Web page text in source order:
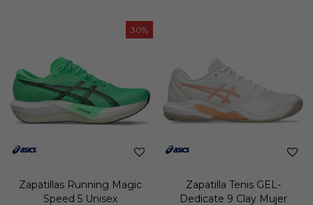
30
Zapatillas Running Magic
Speed 5 Unisex
Zapatilla Tenis GEL-
Dedicate 9 Clay Mujer